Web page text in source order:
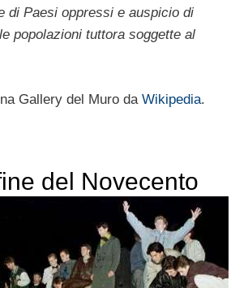
di Paesi oppressi e auspicio di
popolazioni tuttora soggette al
Gallery del Muro da Wikipedia.
del Novecento